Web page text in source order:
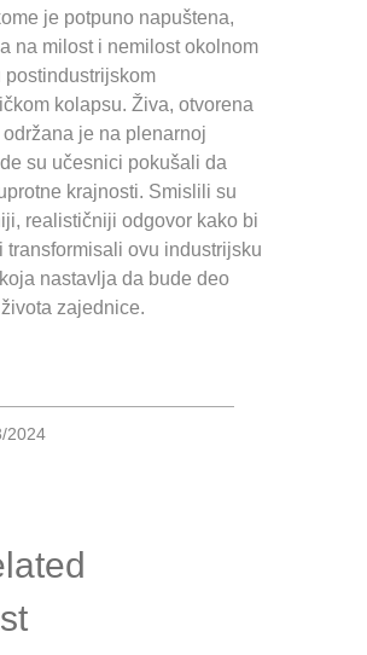
je potpuno napuštena,
na milost i nemilost okolnom
postindustrijskom
kolapsu. Živa, otvorena
je na plenarnoj
su učesnici pokušali da
krajnosti. Smislili su
realističniji odgovor kako bi
transformisali ovu industrijsku
nastavlja da bude deo
zajednice.
2024